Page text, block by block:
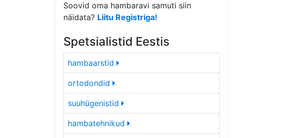
Soovid oma hambaravi samuti siin
näidata? Liitu Registriga!
Spetsialistid Eestis
hambaarstid
ortodondid
suuhügenistid
hambatehnikud